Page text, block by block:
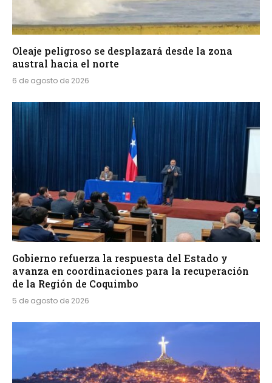
Oleaje peligroso se desplazará desde la zona
austral hacia el norte
6 de agosto de 2026
Gobierno refuerza la respuesta del Estado y
avanza en coordinaciones para la recuperación
de la Región de Coquimbo
5 de agosto de 2026